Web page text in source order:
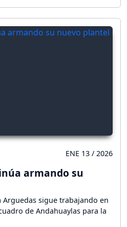
ENE 13 / 2026
armando su
Arguedas sigue trabajando en
de Andahuaylas para la